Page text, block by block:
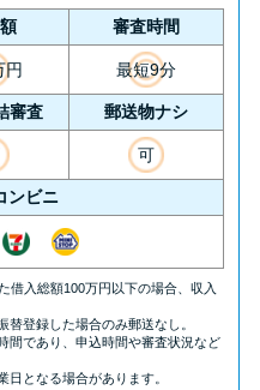
審査時間
円 最短9分
審査 郵送物ナシ
可
ンビニ
借入総額100万円以下の場合、収入
登録した場合のみ郵送なし。
間であり、申込時間や審査状況など
となる場合があります。